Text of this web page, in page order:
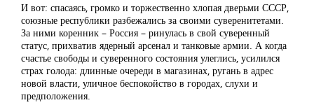
И вот: спасаясь, громко и торжественно хлопая дверьми СССР,
союзные республики разбежались за своими суверенитетами.
За ними коренник – Россия – ринулась в свой суверенный
статус, прихватив ядерный арсенал и танковые армии. А когда
счастье свободы и суверенного состояния улеглись, усилился
страх голода: длинные очереди в магазинах, ругань в адрес
новой власти, уличное беспокойство в городах, слухи и
предположения.